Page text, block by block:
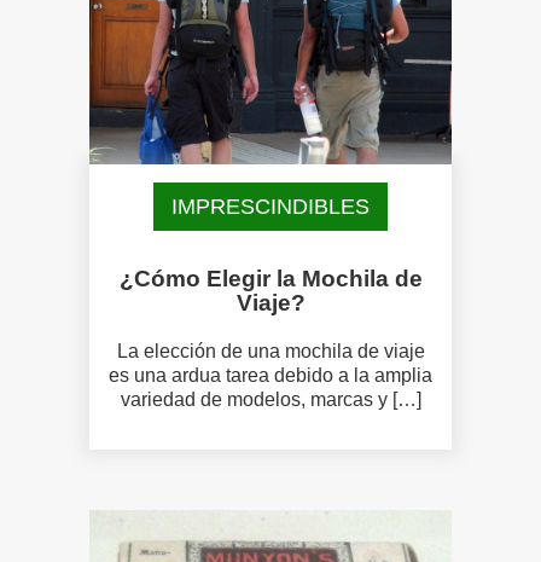
IMPRESCINDIBLES
¿Cómo Elegir la Mochila de
Viaje?
La elección de una mochila de viaje
es una ardua tarea debido a la amplia
variedad de modelos, marcas y […]